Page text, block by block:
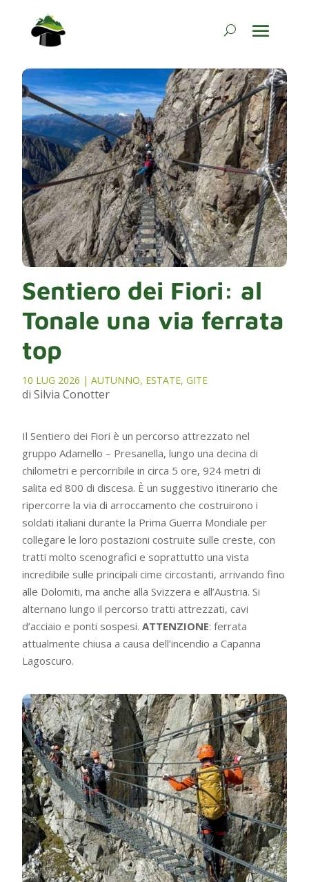
Sentiero dei Fiori: al
Tonale una via ferrata
top
10 LUG 2026 |AUTUNNO, ESTATE,GITE
di Silvia Conotter
Il Sentiero dei Fiori è un percorso attrezzato nel
gruppo Adamello – Presanella, lungo una decina di
chilometri e percorribile in circa 5 ore, 924 metri di
salita ed 800 di discesa. È un suggestivo itinerario che
ripercorre la via di arroccamento che costruirono i
soldati italiani durante la Prima Guerra Mondiale per
collegare le loro postazioni costruite sulle creste, con
tratti molto scenografici e soprattutto una vista
incredibile sulle principali cime circostanti, arrivando fino
alle Dolomiti, ma anche alla Svizzera e all’Austria. Si
alternano lungo il percorso tratti attrezzati, cavi
d’acciaio e ponti sospesi.ATTENZIONE: ferrata
attualmente chiusa a causa dell’incendio a Capanna
Lagoscuro.